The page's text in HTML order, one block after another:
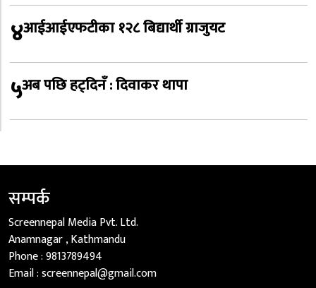
४आईआईएफटीका १२८ बिद्यार्थी ग्राजुयट
५अब पछि हट्दिनँ : दिवाकर थापा
सम्पर्क
Screennepal Media Pvt. Ltd.
Anamnagar , Kathmandu
Phone :9813789494
Email :screennepal@gmail.com